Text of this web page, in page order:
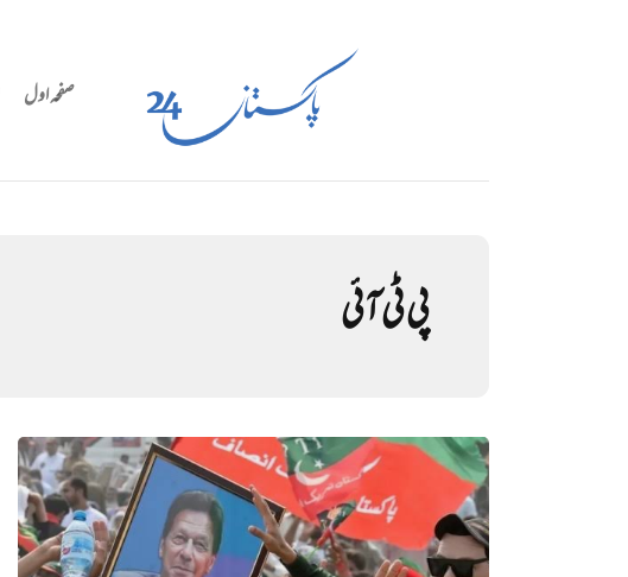
صفحہ اول
پی ٹی آئی